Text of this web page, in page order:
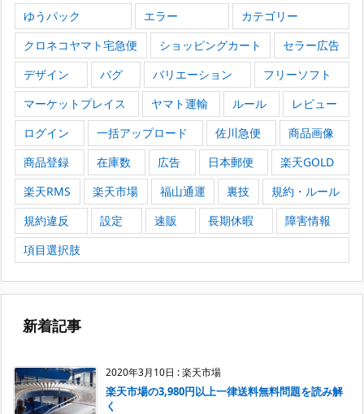
ゆうパック
エラー
カテゴリー
クロネコヤマト宅急便
ショッピングカート
セラー広告
デザイン
バグ バリエーション
フリーソフト
マーケットプレイス
ヤマト運輸 ルール
レビュー
ログイン
一括アップロード 佐川急便
商品画像
商品登録
在庫数 広告 日本郵便
楽天GOLD
楽天RMS
楽天市場 福山通運 裏技
規約・ルール
規約違反
設定 速販 長期休暇
障害情報
項目選択肢
新着記事
2020年3月10日 :楽天市場
楽天市場の3,980円以上一律送料無料問題を読み解
く